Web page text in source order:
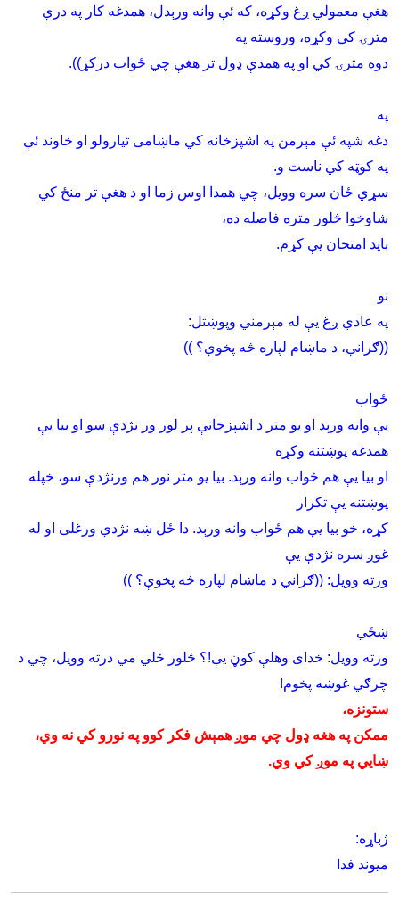
هغې معمولي ږغ وکړه، که ئې وانه ورېدل، همدغه کار په درې
مترۍ کي وکړه، وروسته په
دوه مترۍ کي او په همدې ډول تر هغې چي ځواب درکړ)).
په
دغه شپه ئې مېرمن په اشپزخانه کي ماښامى تيارولو او خاوند ئې
په کوټه کي ناست و.
سړي ځان سره وويل، چي همدا اوس زما او د هغې تر منځ کي
شاوخوا څلور متره فاصله ده،
بايد امتحان يې کړم.
نو
په عادي ږغ يې له مېرمني وپوښتل:
((ګرانې، د ماښام لپاره څه پخوې؟ ))
ځواب
يې وانه ورېد او يو متر د اشپزخانې پر لور ور نژدې سو او بيا يې
همدغه پوښتنه وکړه
او بيا يې هم ځواب وانه ورېد. بيا يو متر نور هم ورنژدې سو، خپله
پوښتنه يې تکرار
کړه، خو بيا يې هم ځواب وانه ورېد. دا ځل ښه نژدې ورغلى او له
غوږ سره نژدې يې
ورته وويل: ((ګراني د ماښام لپاره څه پخوې؟ ))
ښځي
ورته وويل: خداى وهلې کوڼ يې!؟ څلور ځلي مي درته وويل، چي د
چرګي غوښه پخوم!
ستونزه،
ممکن په هغه ډول چي موږ همېش فکر کوو په نورو کي نه وي،
ښايي په موږ کي وي.
ژباړه:
ميوند فدا